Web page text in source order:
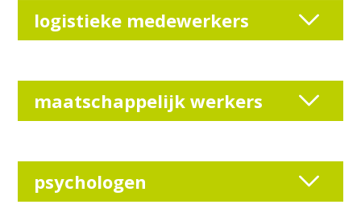
logistieke medewerkers
maatschappelijk werkers
psychologen